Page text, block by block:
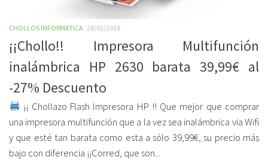
CHOLLOS INFORMATICA 28/02/2018
¡¡Chollo!! Impresora Multifunción
inalámbrica HP 2630 barata 39,99€ al
-27% Descuento
¡¡ Chollazo Flash Impresora HP !! Que mejor que comprar
una impresora multifunción que a la vez sea inalámbrica via Wifi
y que esté tan barata como esta a sólo 39,99€, su precio más
bajo con diferencia ¡¡Corred, que son...